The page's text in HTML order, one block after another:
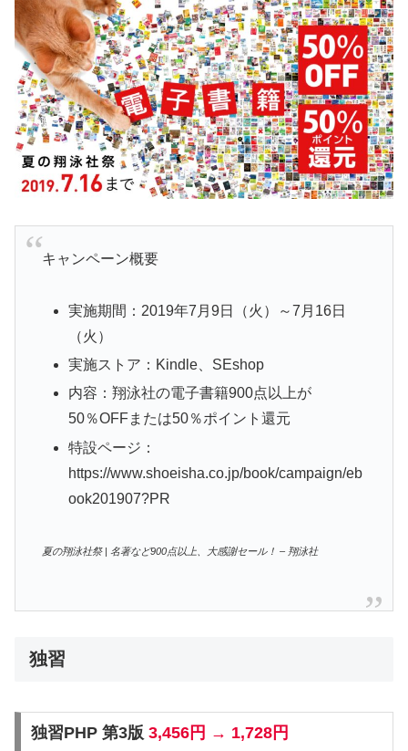
キャンペーン概要
実施期間：2019年7月9日（火）～7月16日
（火）
実施ストア：Kindle、SEshop
内容：翔泳社の電子書籍900点以上が
50％OFFまたは50％ポイント還元
特設ページ：
https://www.shoeisha.co.jp/book/campaign/eb
ook201907?PR
夏の翔泳社祭 | 名著など900点以上、大感謝セール！ – 翔泳社
独習
独習PHP 第3版 3,456円 → 1,728円